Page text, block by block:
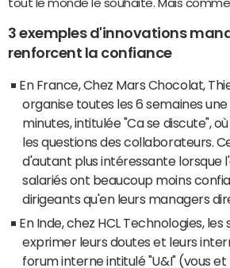
tout le monde le souhaite. Mais
3 exemples d'innovations
renforcent la confiance
En France, Chez Mars Chocolat,
organise toutes les 6 semaines
minutes, intitulée "Ca se discute",
les questions des collaborateurs.
d'autant plus intéressante lorsque
salariés ont beaucoup moins
dirigeants qu'en leurs managers
En Inde, chez HCL Technologies,
exprimer leurs doutes et leurs
forum interne intitulé "U&I" (vous